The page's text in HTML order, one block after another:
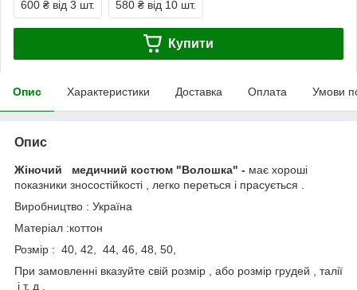
600 ₴ від 3 шт. 580 ₴ від 10 шт.
Купити
Опис Характеристики Доставка Оплата Умови
Опис
Жіночий медичний костюм "Волошка" - має хороші
показники зносостійкості , легко переться і прасується .
Виробництво : Україна
Матеріал :коттон
Розмір : 40, 42, 44, 46, 48, 50,
При замовленні вказуйте свій розмір , або розмір грудей , талії
і т. д .